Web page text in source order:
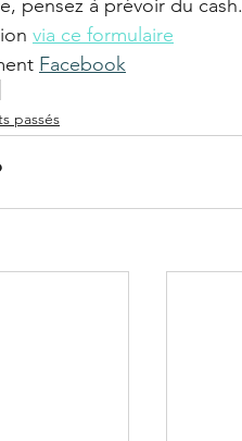
pensez à prévoir du cash.
via ce formulaire
Facebook
passés